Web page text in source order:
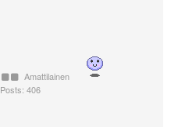
Amattilainen
Posts: 406